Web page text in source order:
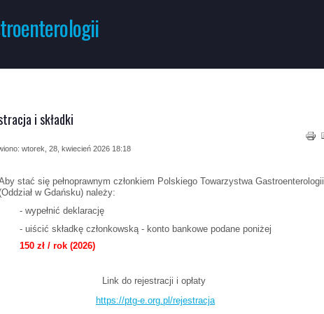
i składki
wtorek, 28, kwiecień 2026 18:18
stać się pełnoprawnym członkiem Polskiego Towarzystwa Gastroenterologii
w Gdańsku) należy:
- wypełnić deklarację
- uiścić składkę członkowską - konto bankowe podane poniżej
150 zł / rok (2026)
Link do rejestracji i opłaty
https://ptg-e.org.pl/rejestracja